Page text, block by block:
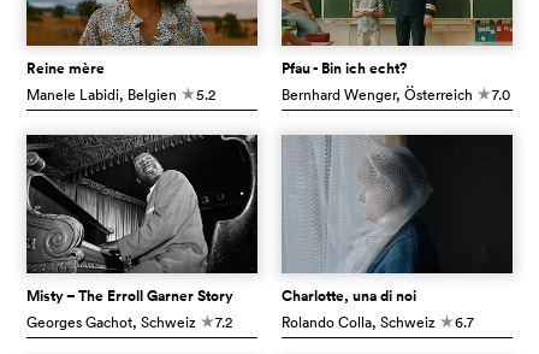
Reine mère
Manele Labidi, Belgien c5.2
Pfau - Bin ich echt?
Bernhard Wenger, Österreich c7.0
Misty – The Erroll Garner Story
Georges Gachot, Schweiz c7.2
Charlotte, una di noi
Rolando Colla, Schweiz c6.7